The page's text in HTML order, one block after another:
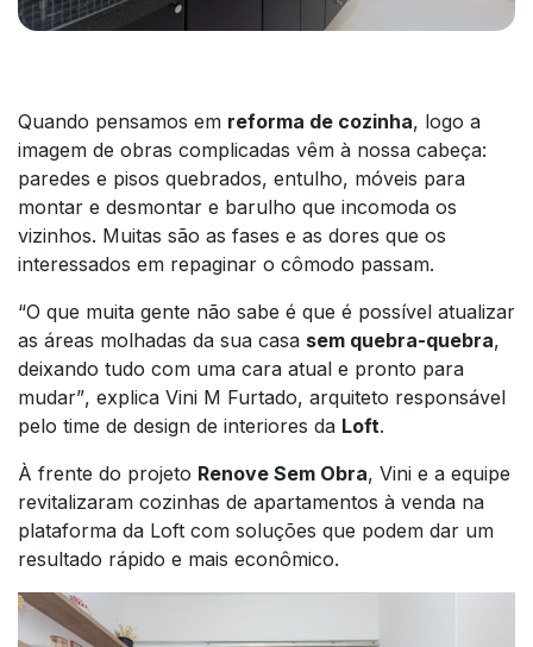
Quando pensamos em reforma de cozinha, logo a
imagem de obras complicadas vêm à nossa cabeça:
paredes e pisos quebrados, entulho, móveis para
montar e desmontar e barulho que incomoda os
vizinhos. Muitas são as fases e as dores que os
interessados em repaginar o cômodo passam.
“O que muita gente não sabe é que é possível atualizar
as áreas molhadas da sua casa sem quebra-quebra,
deixando tudo com uma cara atual e pronto para
mudar”, explica Vini M Furtado, arquiteto responsável
pelo time de design de interiores da Loft.
À frente do projeto Renove Sem Obra, Vini e a equipe
revitalizaram cozinhas de apartamentos à venda na
plataforma da Loft com soluções que podem dar um
resultado rápido e mais econômico.